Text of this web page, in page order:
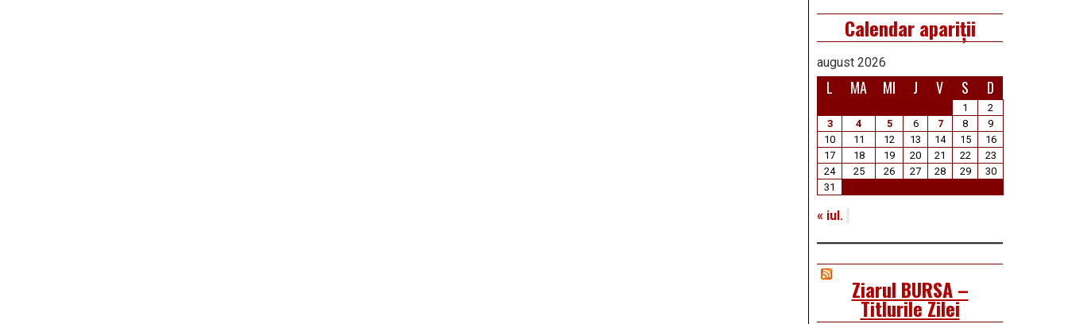
Calendar apariții
august 2026
L MA MI J V S D
1
2
3
4 5 6 7 8
9
10
11 12 13 14 15
16
17
18 19 20 21 22
23
24
25 26 27 28 29
30
31
« iul.
Ziarul BURSA –
Titlurile Zilei